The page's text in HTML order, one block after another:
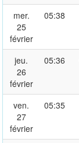
mer.
25
février
05:38
jeu.
26
février
05:36
ven.
27
février
05:35